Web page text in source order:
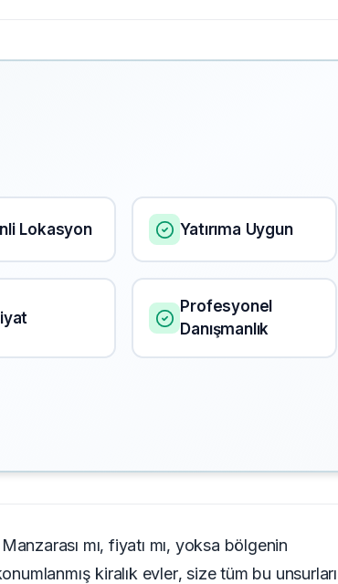
Lokasyon Yatırıma Uygun
Profesyonel
Danışmanlık
mı, fiyatı mı, yoksa bölgenin
kiralık evler, size tüm bu unsurları